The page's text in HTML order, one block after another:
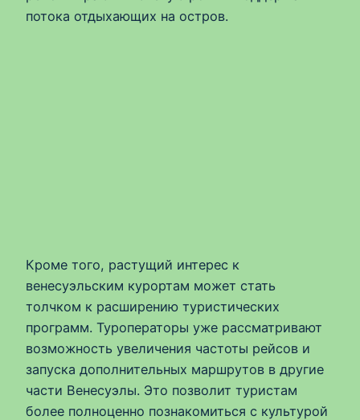
потока отдыхающих на остров.
Кроме того, растущий интерес к
венесуэльским курортам может стать
толчком к расширению туристических
программ. Туроператоры уже рассматривают
возможность увеличения частоты рейсов и
запуска дополнительных маршрутов в другие
части Венесуэлы. Это позволит туристам
более полноценно познакомиться с культурой